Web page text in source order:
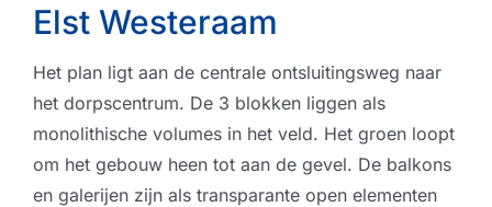
Elst Westeraam
Het plan ligt aan de centrale ontsluitingsweg naar
het dorpscentrum. De 3 blokken liggen als
monolithische volumes in het veld. Het groen loopt
om het gebouw heen tot aan de gevel. De balkons
en galerijen zijn als transparante open elementen